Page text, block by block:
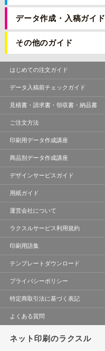
データ作成・入稿ガイド
その他のガイド
はじめての注文ガイド
データ入稿前チェックガイド
見積書・請求書・領収書・納品書
ご注文方法
印刷用データ作成講座
商品別データ作成講座
デザインサービスガイド
用紙ガイド
運営会社について
ラクスルサービス利用規約
印刷用語集
テンプレートダウンロード
プライバシーポリシー
特定商取引法に基づく表記
よくある質問
ネット印刷のラクスル